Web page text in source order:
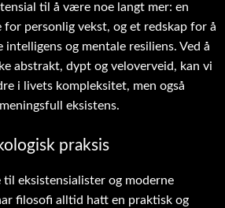
til å være noe langt mer: en
for personlig vekst, og et redskap for å
intelligens og mentale resiliens. Ved å
abstrakt, dypt og veloverveid, kan vi
i livets kompleksitet, men også
eksistens.
praksis
til eksistensialister og moderne
filosofi alltid hatt en praktisk og